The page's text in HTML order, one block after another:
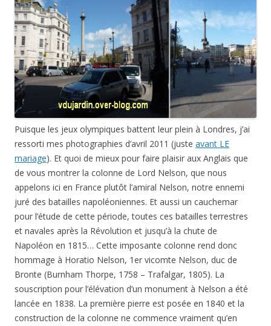
Puisque les jeux olympiques battent leur plein à Londres, j’ai
ressorti mes photographies d’avril 2011 (juste avant LE
mariage). Et quoi de mieux pour faire plaisir aux Anglais que
de vous montrer la colonne de Lord Nelson, que nous
appelons ici en France plutôt l’amiral Nelson, notre ennemi
juré des batailles napoléoniennes. Et aussi un cauchemar
pour l’étude de cette période, toutes ces batailles terrestres
et navales après la Révolution et jusqu’à la chute de
Napoléon en 1815… Cette imposante colonne rend donc
hommage à Horatio Nelson, 1er vicomte Nelson, duc de
Bronte (Burnham Thorpe, 1758 – Trafalgar, 1805). La
souscription pour l’élévation d’un monument à Nelson a été
lancée en 1838. La première pierre est posée en 1840 et la
construction de la colonne ne commence vraiment qu’en